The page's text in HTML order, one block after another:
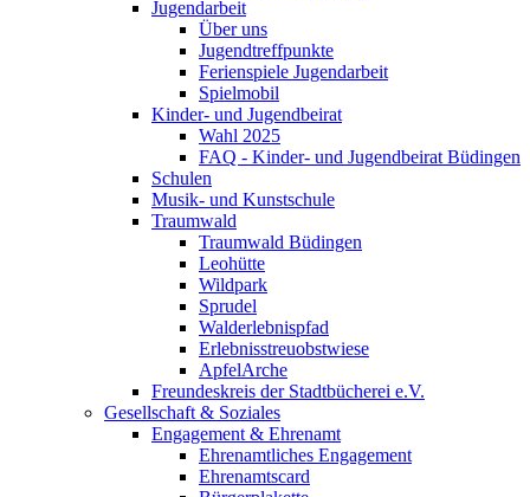
Jugendarbeit
Über uns
Jugendtreffpunkte
Ferienspiele Jugendarbeit
Spielmobil
Kinder- und Jugendbeirat
Wahl 2025
FAQ - Kinder- und Jugendbeirat Büdingen
Schulen
Musik- und Kunstschule
Traumwald
Traumwald Büdingen
Leohütte
Wildpark
Sprudel
Walderlebnispfad
Erlebnisstreuobstwiese
ApfelArche
Freundeskreis der Stadtbücherei e.V.
Gesellschaft & Soziales
Engagement & Ehrenamt
Ehrenamtliches Engagement
Ehrenamtscard